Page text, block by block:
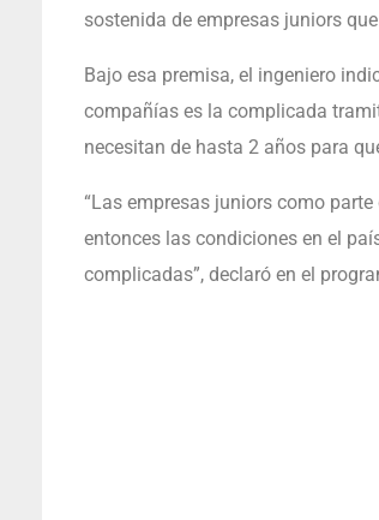
sostenida de empresas juniors
Bajo esa premisa, el ingeniero
compañías es la complicada
necesitan de hasta 2 años para
“Las empresas juniors como
entonces las condiciones en el
complicadas”, declaró en el